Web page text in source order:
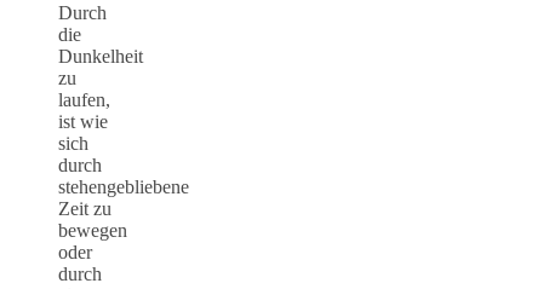
Durch
die
Dunkelheit
zu
laufen,
ist wie
sich
durch
stehengebliebene
Zeit zu
bewegen
oder
durch